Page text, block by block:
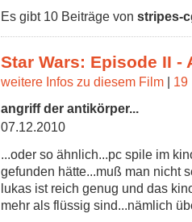
Es gibt 10 Beiträge von stripes-
Star Wars: Episode II
weitere Infos zu diesem Film | 19
angriff der antikörper...
07.12.2010
...oder so ähnlich...pc spile im
gefunden hätte...muß man nicht
lukas ist reich genug und das
mehr als flüssig sind...nämlich